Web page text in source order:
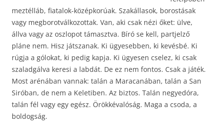
meztélláb, fiatalok-középkorúak. Szakállasok, borostásak
vagy megborotválkozottak. Van, aki csak nézi őket: ülve,
állva vagy az oszlopot támasztva. Bíró se kell, partjelző
pláne nem. Hisz játszanak. Ki ügyesebben, ki kevésbé. Ki
rúgja a gólokat, ki pedig kapja. Ki ügyesen cselez, ki csak
szaladgálva keresi a labdát. De ez nem fontos. Csak a játék.
Most arénában vannak: talán a Maracanában, talán a San
Siróban, de nem a Keletiben. Az biztos. Talán negyedóra,
talán fél vagy egy egész. Örökkévalóság. Maga a csoda, a
boldogság.